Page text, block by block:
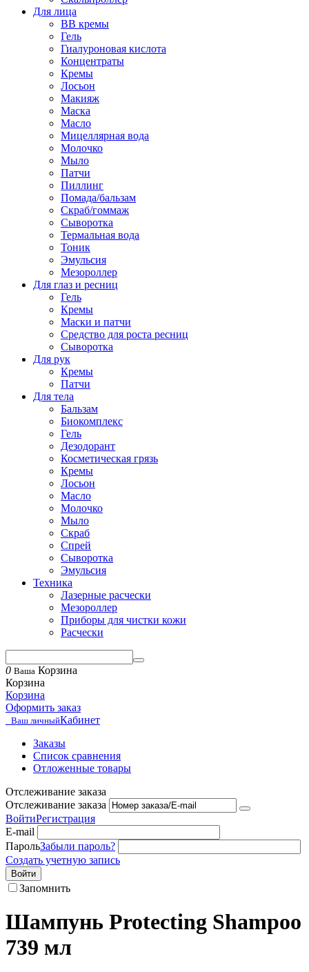
Для лица
BB кремы
Гель
Гиалуроновая кислота
Концентраты
Кремы
Лосьон
Макияж
Маска
Масло
Мицеллярная вода
Молочко
Мыло
Патчи
Пиллинг
Помада/бальзам
Скраб/гоммаж
Сыворотка
Термальная вода
Тоник
Эмульсия
Мезороллер
Для глаз и ресниц
Гель
Кремы
Маски и патчи
Средство для роста ресниц
Сыворотка
Для рук
Кремы
Патчи
Для тела
Бальзам
Биокомплекс
Гель
Дезодорант
Косметическая грязь
Кремы
Лосьон
Масло
Молочко
Мыло
Скраб
Спрей
Сыворотка
Эмульсия
Техника
Лазерные расчески
Мезороллер
Приборы для чистки кожи
Расчески
0 Ваша Корзина
Корзина
Корзина
Оформить заказ
Ваш личныйКабинет
Заказы
Список сравнения
Отложенные товары
Отслеживание заказа
Отслеживание заказа
ВойтиРегистрация
E-mail
ПарольЗабыли пароль?
Создать учетную запись
Войти
Запомнить
Шампунь Protecting Shampoo
739 мл